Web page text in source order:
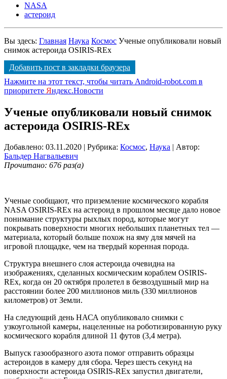
NASA
астероид
Вы здесь: Главная Наука Космос Ученые опубликовали новый
снимок астероида OSIRIS-REx
Добавить пост в закладки браузера
Нажмите на этот текст, чтобы читать Android-robot.com в
приоритете Яндекс.Новости
Ученые опубликовали новый снимок
астероида OSIRIS-REx
Добавлено: 03.11.2020 | Рубрика: Космос, Наука | Автор:
Бальдер Нагвальевич
Прочитано: 676 раз(а)
Ученые сообщают, что приземление космического корабля
NASA OSIRIS-REx на астероид в прошлом месяце дало новое
понимание структуры рыхлых пород, которые могут
покрывать поверхности многих небольших планетных тел —
материала, который больше похож на яму для мячей на
игровой площадке, чем на твердый коренная порода.
Структура внешнего слоя астероида очевидна на
изображениях, сделанных космическим кораблем OSIRIS-
REx, когда он 20 октября пролетел в безвоздушный мир на
расстоянии более 200 миллионов миль (330 миллионов
километров) от Земли.
На следующий день НАСА опубликовало снимки с
узкоугольной камеры, нацеленные на роботизированную руку
космического корабля длиной 11 футов (3,4 метра).
Выпуск газообразного азота помог отправить образцы
астероидов в камеру для сбора. Через шесть секунд на
поверхности астероида OSIRIS-REx запустил двигатели,